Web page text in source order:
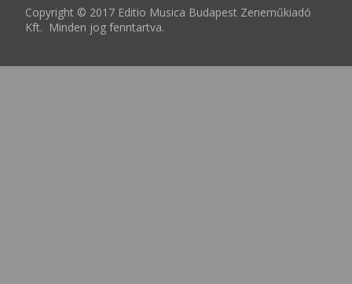
Copyright © 2017 Editio Musica Budapest Zeneműkiadó
Kft. Minden jog fenntartva.